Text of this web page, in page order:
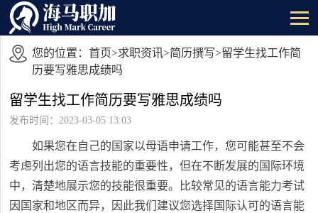
您的位置： 首页>求职资讯>简历撰写>留学生找工作简
历要写雅思成绩吗
留学生找工作简历要写雅思成绩吗
发布时间：2023-03-05 13:03
如果您在自己的国家以母语申请工作，您可能甚至不会
考虑列出您的语言技能的重要性，但在不断发展的国际环境
中，清楚地展示您的技能很重要。比较常见的语言能力考试
因国家和地区而异，因此我们建议您选择国际认可的语言能